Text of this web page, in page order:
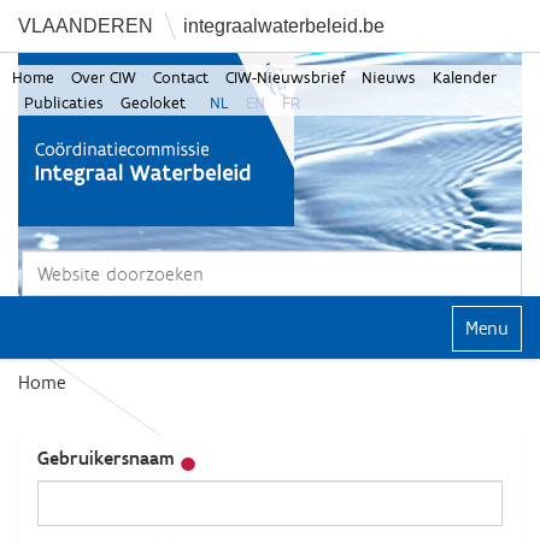
VLAANDEREN integraalwaterbeleid.be
Zoek
Home Over CIW Contact CIW-Nieuwsbrief Nieuws
Kalender
Publicaties
Geoloket NL EN FR
Klap
Home
Gebruikersnaam